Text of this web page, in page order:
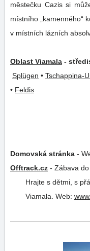
městečku Cazis si
místního „kamenného“ kostela. Kdo by si raději
v místních lázních
Oblast Viamala -
Splügen • Tschappina-
• Feldis
Domovská stránka -
Offtrack.cz - Zábava
Hrajte s dětmi, s
Viamala. Web: